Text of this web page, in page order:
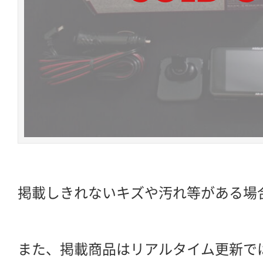
掲載しきれないキズや汚れ等がある場
また、掲載商品はリアルタイム更新